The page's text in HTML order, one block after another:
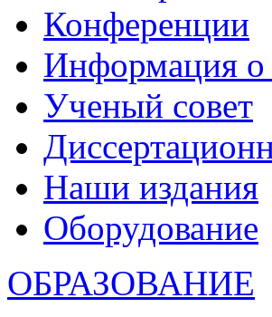
Конференции
Информация
Ученый совет
Наши издания
Оборудование
ОБРАЗОВАНИЕ